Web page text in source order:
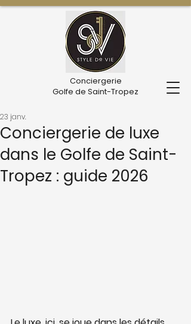
Conciergerie
Golfe de Saint-Tropez
Conciergerie de luxe
dans le Golfe de Saint-
Tropez : guide 2026
23 janv.